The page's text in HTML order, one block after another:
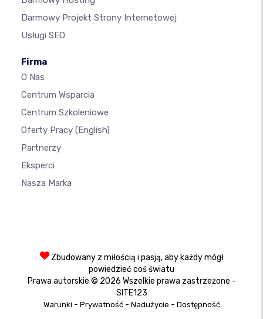
Darmowy Projekt Strony Internetowej
Usługi SEO
Firma
O Nas
Centrum Wsparcia
Centrum Szkoleniowe
Oferty Pracy (English)
Partnerzy
Eksperci
Nasza Marka
Zbudowany z miłością i pasją, aby każdy mógł
powiedzieć coś światu
Prawa autorskie © 2026 Wszelkie prawa zastrzeżone -
SITE123
Warunki - Prywatność- Nadużycie - Dostępność